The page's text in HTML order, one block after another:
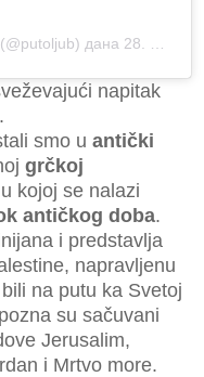
(@putoljub) дана 28. Нов 2018. у 4:20 PST
napitak
smo u antički
grčkoj
kojoj se nalazi
antičkog doba.
i predstavlja
napravljenu
na putu ka Svetoj
su sačuvani
Jerusalim,
i Mrtvo more.